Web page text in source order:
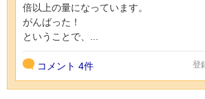
倍以上の量になっています。
がんばった！
ということで、...
コメント 4件 登